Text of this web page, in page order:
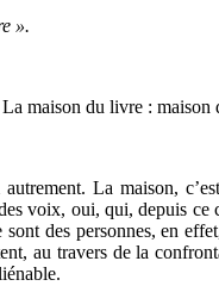
».
maison du livre : maison
La maison,
voix, oui, qui, depuis ce
des personnes, en
au travers de la